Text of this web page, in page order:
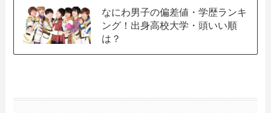
なにわ男子の偏差値・学歴ランキ
ング！出身高校大学・頭いい順
は？